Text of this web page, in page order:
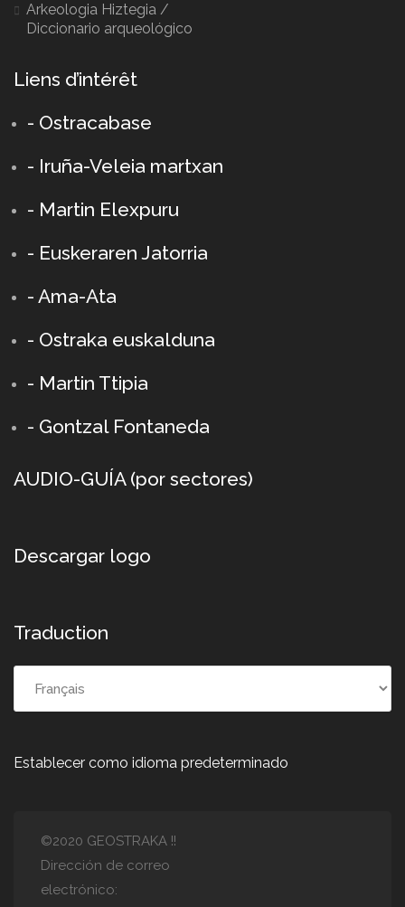
Arkeologia Hiztegia /
Diccionario arqueológico
Liens d’intérêt
- Ostracabase
- Iruña-Veleia martxan
- Martin Elexpuru
- Euskeraren Jatorria
- Ama-Ata
- Ostraka euskalduna
- Martin Ttipia
- Gontzal Fontaneda
AUDIO-GUÍA(por sectores)
Descargar logo
Traduction
Establecer como idioma predeterminado
©2020 GEOSTRAKA !!
Dirección de correo
electrónico: